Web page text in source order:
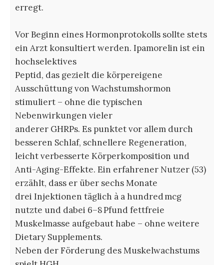
erregt.
Vor Beginn eines Hormonprotokolls sollte stets
ein Arzt konsultiert werden. Ipamorelin ist ein
hochselektives
Peptid, das gezielt die körpereigene
Ausschüttung von Wachstumshormon
stimuliert – ohne die typischen
Nebenwirkungen vieler
anderer GHRPs. Es punktet vor allem durch
besseren Schlaf, schnellere Regeneration,
leicht verbesserte Körperkomposition und
Anti-Aging-Effekte. Ein erfahrener Nutzer (53)
erzählt, dass er über sechs Monate
drei Injektionen täglich à a hundred mcg
nutzte und dabei 6–8 Pfund fettfreie
Muskelmasse aufgebaut habe – ohne weitere
Dietary Supplements.
Neben der Förderung des Muskelwachstums